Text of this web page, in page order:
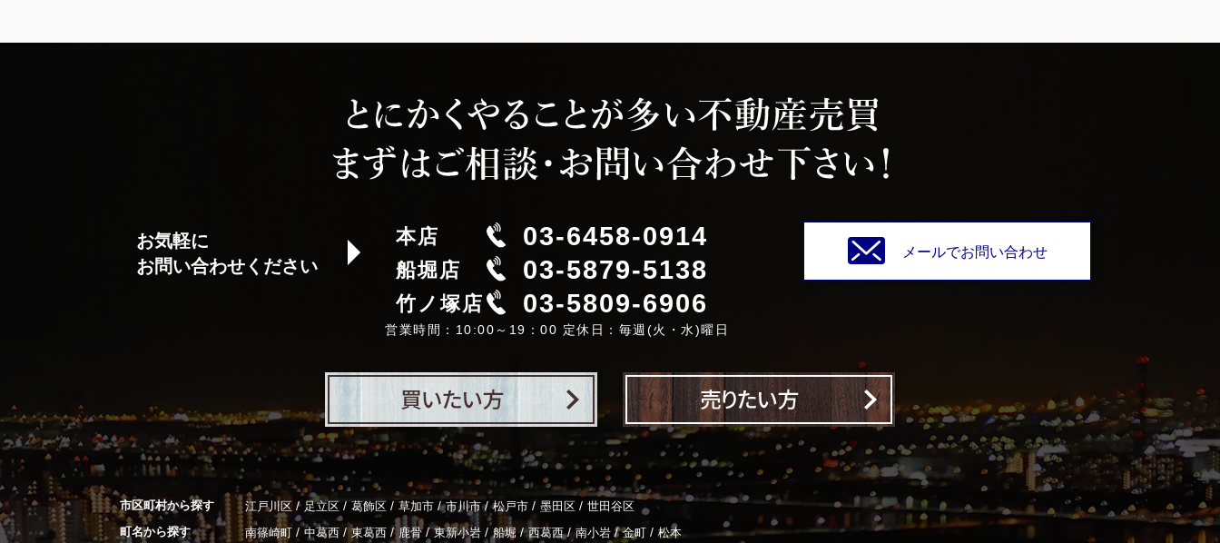
お気軽に
お問い合わせください
本店 03-6458-0914
船堀店 03-5879-5138
竹ノ塚店 03-5809-6906
営業時間：10:00～19：00 定休日：毎週(火・水)曜日
メールでお問い合わせ
市区町村から探す 江戸川区 / 足立区 / 葛飾区 / 草加市 / 市川市 / 松戸市 / 墨田区 / 世田谷区
町名から探す
南篠崎町 / 中葛西 / 東葛西 / 鹿骨 / 東新小岩 / 船堀 / 西葛西 / 南小岩 / 金町 / 松本